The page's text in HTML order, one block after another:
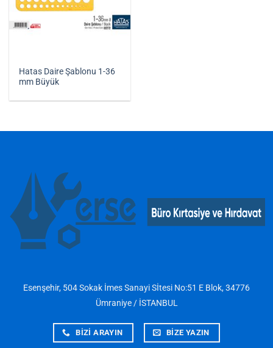
Hatas Daire Şablonu 1-36
mm Büyük
Esenşehir, 504 Sokak İmes Sanayi Sİtesi No:51 E Blok, 34776
Ümraniye / İSTANBUL
BİZİ ARAYIN BİZE YAZIN